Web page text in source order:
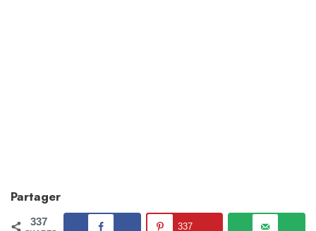
Partager
337 337